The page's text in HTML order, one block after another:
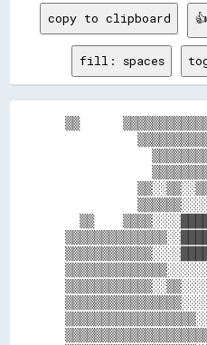
copy to clipboard
fill: spaces
▒▒
▒▒